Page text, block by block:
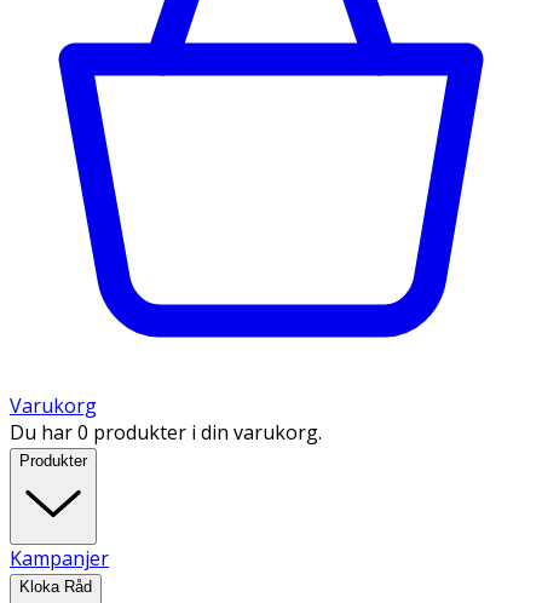
Varukorg
Du har 0 produkter i din varukorg.
Produkter
Kampanjer
Kloka Råd